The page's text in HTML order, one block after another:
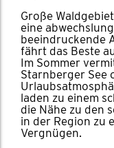
Große
eine
beeindruckende
fährt das Beste
Im Sommer
Starnberger See
laden zu einem
die Nähe zu den
in der Region zu
Vergnügen.